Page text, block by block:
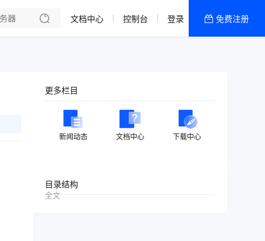
美国高防2区[推荐]
文档中心 控制台 登录 免费注册
更多栏目
新闻动态 文档中心 下载中心
目录结构
全文